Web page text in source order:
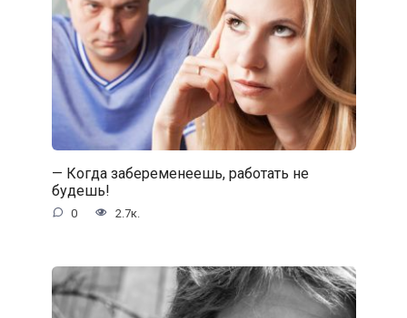
— Когда забеременеешь, работать не
будешь!
0 2.7к.